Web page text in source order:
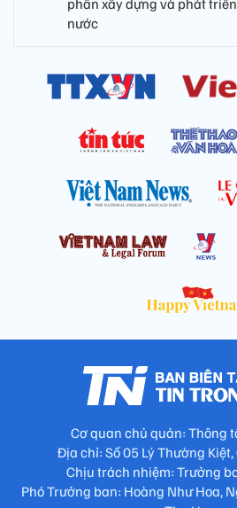
phần xây dựng và phát
nước
Cơ quan chủ quản: Thông
Địa chỉ: Số 05 Lý Thường
Chịu trách nhiệm: Trưởng
Phó Trưởng ban: Hoàng Như Hoa,